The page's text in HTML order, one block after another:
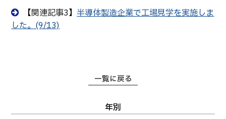
【関連記事3】半導体製造企業で工場見学を実施しま
した。(9/13)
一覧に戻る
年別